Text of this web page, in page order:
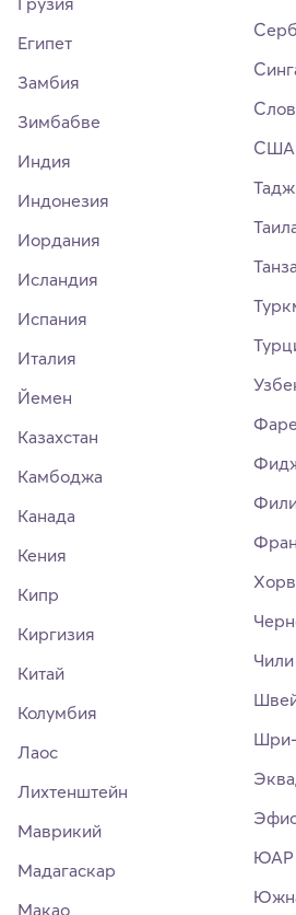
Египет
Замбия
Зимбабве
Индия
Индонезия
Иордания
Исландия
Испания
Италия
Йемен
Казахстан
Камбоджа
Канада
Кения
Кипр
Киргизия
Китай
Колумбия
Лаос
Лихтенштейн
Маврикий
Мадагаскар
Макао
США
Чили
ЮАР